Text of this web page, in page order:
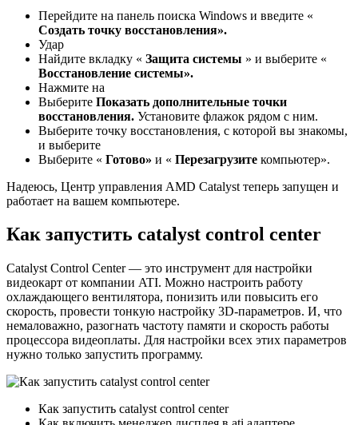
Перейдите на панель поиска Windows и введите «
Создать точку восстановления».
Удар
Найдите вкладку « Защита системы » и выберите «
Восстановление системы».
Нажмите на
Выберите Показать дополнительные точки
восстановления. Установите флажок рядом с ним.
Выберите точку восстановления, с которой вы знакомы,
и выберите
Выберите « Готово» и « Перезагрузите компьютер».
Надеюсь, Центр управления AMD Catalyst теперь запущен и
работает на вашем компьютере.
Как запустить catalyst control center
Catalyst Control Center — это инструмент для настройки
видеокарт от компании ATI. Можно настроить работу
охлаждающего вентилятора, понизить или повысить его
скорость, провести тонкую настройку 3D-параметров. И, что
немаловажно, разогнать частоту памяти и скорость работы
процессора видеоплаты. Для настройки всех этих параметров
нужно только запустить программу.
Как запустить catalyst control center